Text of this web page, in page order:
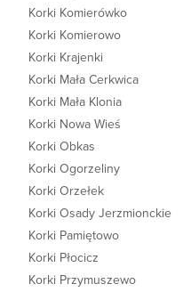
Korki Komierówko
Korki Komierowo
Korki Krajenki
Korki Mała Cerkwica
Korki Mała Klonia
Korki Nowa Wieś
Korki Obkas
Korki Ogorzeliny
Korki Orzełek
Korki Osady Jerzmionckie
Korki Pamiętowo
Korki Płocicz
Korki Przymuszewo